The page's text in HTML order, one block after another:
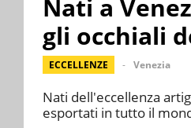
Nati a
gli occhiali
ECCELLENZE Venezia
Nati dell'eccellenza
esportati in tutto il